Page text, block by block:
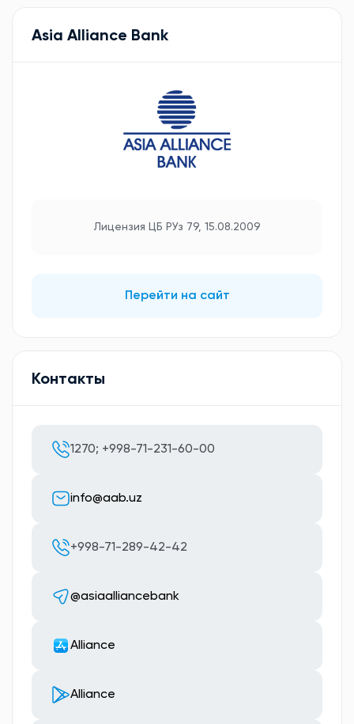
Asia Alliance Bank
Лицензия ЦБ РУз 79, 15.08.2009
Перейти на сайт
Контакты
1270; +998-71-231-60-00
info@aab.uz
+998-71-289-42-42
@asiaalliancebank
Alliance
Alliance